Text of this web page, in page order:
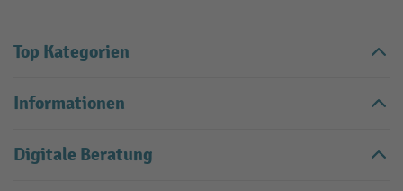
Top Kategorien
Informationen
Digitale Beratung